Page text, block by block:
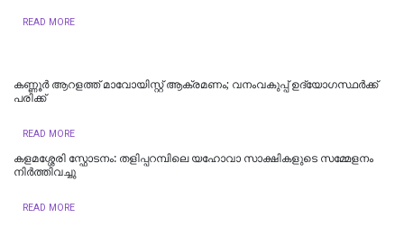
READ MORE
കണ്ണൂർ ആറളത്ത് മാവോയിസ്റ്റ് ആക്രമണം; വനംവകുപ്പ് ഉദ്യോഗസ്ഥർക്ക്
പരിക്ക്
READ MORE
കളമശ്ശേരി സ്ഫോടനം: തളിപ്പറമ്പിലെ യഹോവാ സാക്ഷികളുടെ സമ്മേളനം
നിർത്തിവച്ചു
READ MORE